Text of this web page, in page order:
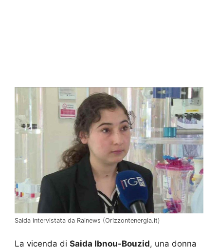
Saida intervistata da Rainews (Orizzontenergia.it)
La vicenda di Saida Ibnou-Bouzid, una donna